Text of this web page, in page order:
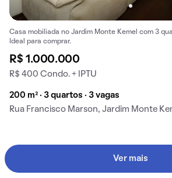
Casa mobiliada no Jardim Monte Kemel com 3
Ideal para comprar.
R$ 1.000.000
R$ 400 Condo. + IPTU
200 m² · 3 quartos · 3 vagas
Rua Francisco Marson, Jardim Monte
Ver mais